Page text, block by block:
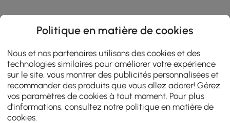
Politique en matière de cookies
Nous et nos partenaires utilisons des cookies et des
technologies similaires pour améliorer votre expérience
sur le site, vous montrer des publicités personnalisées et
recommander des produits que vous allez adorer! Gérez
vos paramètres de cookies à tout moment. Pour plus
d'informations, consultez notre politique en matière de
cookies